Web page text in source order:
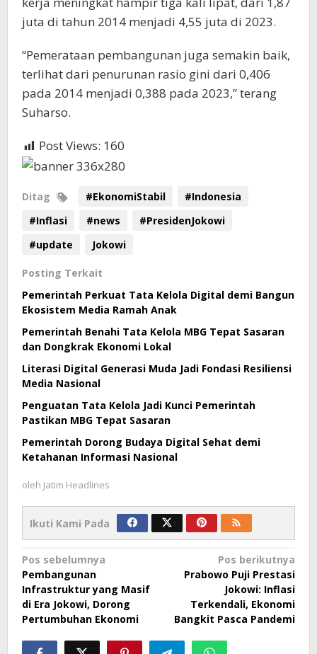
juta di tahun 2014 menjadi 4,55 juta di 2023.
“Pemerataan pembangunan juga semakin baik,
terlihat dari penurunan rasio gini dari 0,406
pada 2014 menjadi 0,388 pada 2023,” terang
Suharso.
Post Views: 160
Ditag #EkonomiStabil
#Indonesia
#Inflasi
#news
#PresidenJokowi
#update
Jokowi
Posting Terkait
Pemerintah Perkuat Tata Kelola Digital demi Bangun
Ekosistem Media Ramah Anak
Pemerintah Benahi Tata Kelola MBG Tepat Sasaran
dan Dongkrak Ekonomi Lokal
Literasi Digital Generasi Muda Jadi Fondasi Resiliensi
Media Nasional
Penguatan Tata Kelola Jadi Kunci Pemerintah
Pastikan MBG Tepat Sasaran
Pemerintah Dorong Budaya Digital Sehat demi
Ketahanan Informasi Nasional
oleh Jatim Headlines
Ikuti Kami Pada
Navigasi
pos
Pos sebelumnya
Pembangunan
Infrastruktur yang Masif
di Era Jokowi, Dorong
Pertumbuhan Ekonomi
Pos berikutnya
Prabowo Puji Prestasi
Jokowi: Inflasi
Terkendali, Ekonomi
Bangkit Pasca Pandemi